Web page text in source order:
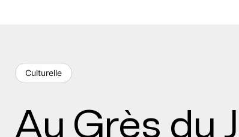
Culturelle
Au Grès du